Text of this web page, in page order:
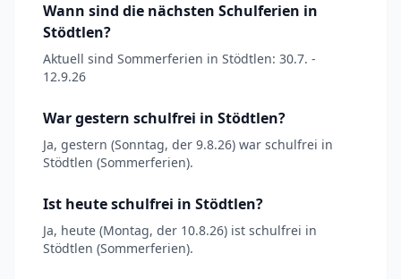
Wann sind die nächsten Schulferien in
Stödtlen?
Aktuell sind Sommerferien in Stödtlen: 30.7. -
12.9.26
War gestern schulfrei in Stödtlen?
Ja, gestern (Sonntag, der 9.8.26) war schulfrei in
Stödtlen (Sommerferien).
Ist heute schulfrei in Stödtlen?
Ja, heute (Montag, der 10.8.26) ist schulfrei in
Stödtlen (Sommerferien).